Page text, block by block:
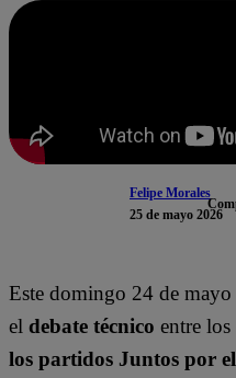
Felipe Morales
25 de mayo 2026
Este domingo 24 de mayo
el debate técnico entre los
los partidos Juntos por